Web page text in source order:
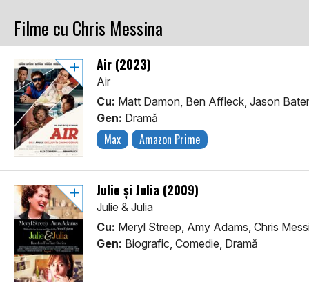
Filme cu Chris Messina
Air (2023)
Air
Cu: Matt Damon, Ben Affleck, Jason
Gen: Dramă
Max Amazon Prime
Julie și Julia (2009)
Julie & Julia
Cu: Meryl Streep, Amy Adams, Chris
Gen: Biografic, Comedie, Dramă